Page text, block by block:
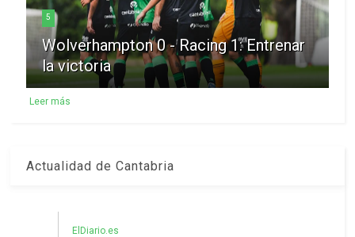
5
Wolverhampton 0 - Racing 1: Entrenar
la victoria
Leer más
Actualidad de Cantabria
ElDiario.es